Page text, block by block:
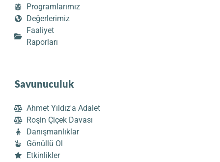
Programlarımız
Değerlerimiz
Faaliyet
Raporları
Savunuculuk
Ahmet Yıldız'a Adalet
Roşin Çiçek Davası
Danışmanlıklar
Gönüllü Ol
Etkinlikler